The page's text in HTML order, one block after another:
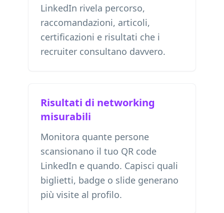
LinkedIn rivela percorso,
raccomandazioni, articoli,
certificazioni e risultati che i
recruiter consultano davvero.
Risultati di networking
misurabili
Monitora quante persone
scansionano il tuo QR code
LinkedIn e quando. Capisci quali
biglietti, badge o slide generano
più visite al profilo.